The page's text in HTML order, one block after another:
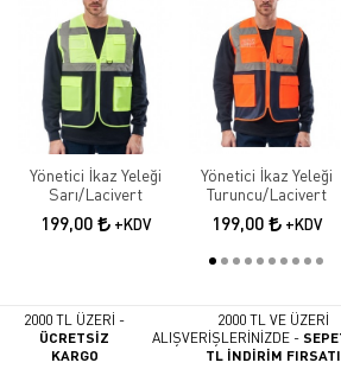
Yönetici İkaz Yeleği
Sarı/Lacivert
199,00 +KDV
Yönetici İkaz Yeleği
Turuncu/Lacivert
199,00 +KDV
2000 TL ÜZERİ -
ÜCRETSİZ
KARGO
2000 TL VE ÜZERİ
ALIŞVERİŞLERİNİZDE -
TL İNDİRİM FIRSATI